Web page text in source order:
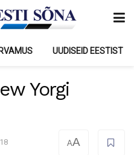
UUDISEID EESTIST
Yorgi
AA